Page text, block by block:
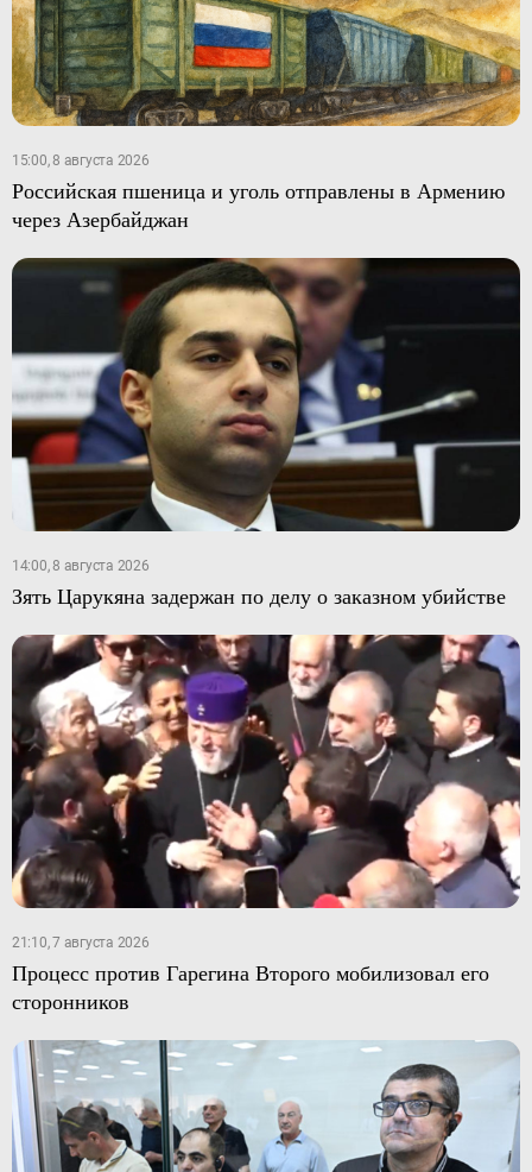
15:00, 8 августа 2026
Российская пшеница и уголь отправлены в Армению
через Азербайджан
14:00, 8 августа 2026
Зять Царукяна задержан по делу о заказном убийстве
21:10, 7 августа 2026
Процесс против Гарегина Второго мобилизовал его
сторонников